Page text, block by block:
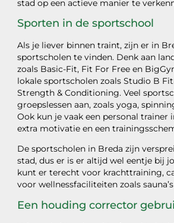
stad op een actieve manier te
Sporten in de sportschool
Als je liever binnen traint, zijn er in
sportscholen te vinden. Denk aan
zoals Basic-Fit, Fit For Free en
lokale sportscholen zoals Studio B
Strength & Conditioning. Veel
groepslessen aan, zoals yoga,
Ook kun je vaak een personal trainer
extra motivatie en een
De sportscholen in Breda zijn
stad, dus er is er altijd wel eentje bij
kunt er terecht voor krachttraining,
voor wellnessfaciliteiten zoals
Een houding corrector